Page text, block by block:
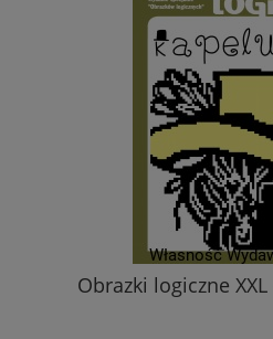
Obrazki logiczne